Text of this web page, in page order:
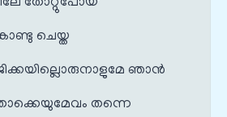
തോറ്റുപോയ്‌
ചെയ്ത
ഞാൻ
തന്നെ